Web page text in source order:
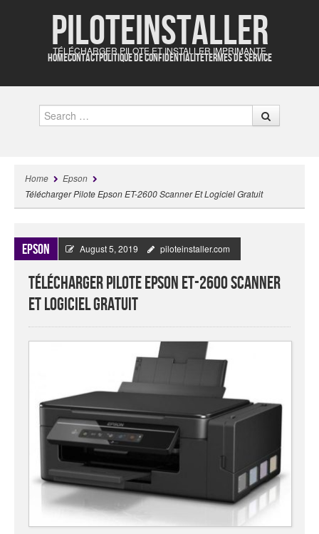
Piloteinstaller
TÉLÉCHARGER PILOTE ET INSTALLER IMPRIMANTE
HOMECONTACTPOLITIQUE DE CONFIDENTIALITÉTERMES DE SERVICE
Search
Home
Epson
Télécharger Pilote Epson ET-2600 Scanner Et Logiciel Gratuit
Epson August 5, 2019 piloteinstaller.com
Télécharger Pilote Epson ET-2600 Scanner
Et Logiciel Gratuit